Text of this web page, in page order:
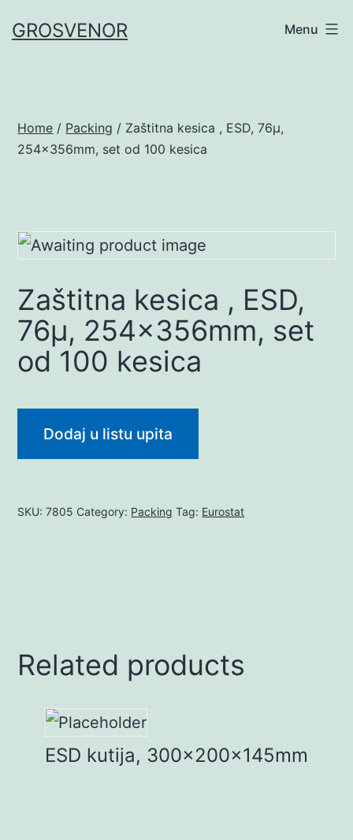
toGROSVENOR Menu
Home / Packing / Zaštitna kesica , ESD, 76µ,
254x356mm, set od 100 kesica
Zaštitna kesica , ESD,
76µ, 254x356mm, set
od 100 kesica
Dodaj u listu upita
SKU:7805 Category: Packing Tag: Eurostat
Related products
ESD kutija, 300x200x145mm